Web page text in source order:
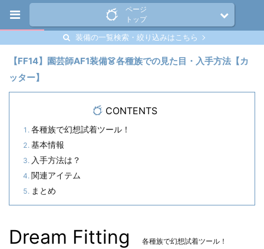
ページ
トップ
装備の一覧検索・絞り込みはこちら
【FF14】園芸師AF1装備👗各種族での見た目・入手方法【カ
ッター】
CONTENTS
各種族で幻想試着ツール！
基本情報
入手方法は？
関連アイテム
まとめ
Dream Fitting 各種族で幻想試着ツール！